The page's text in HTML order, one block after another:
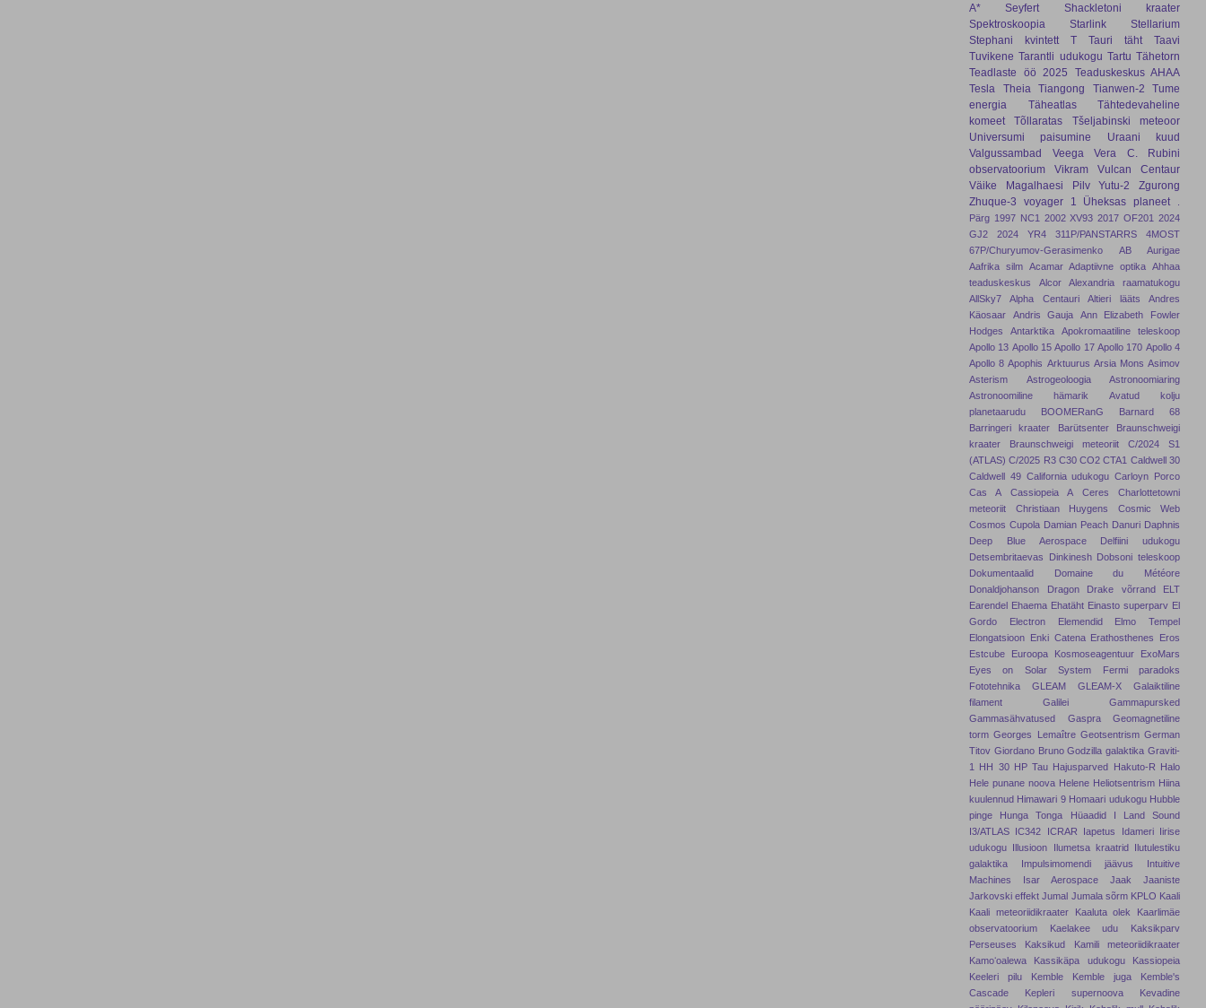
A*
Seyfert
Shackletoni kraater
Spektroskoopia
Starlink
Stellarium
Stephani kvintett
T Tauri täht
Taavi
Tuvikene Tarantli udukogu Tartu Tähetorn
Teadlaste öö 2025
Teaduskeskus AHAA
Tesla
Theia Tiangong Tianwen-2
Tume
energia
Täheatlas
Tähtedevaheline
komeet
Tõllaratas
Tšeljabinski meteoor
Universumi paisumine
Uraani kuud
Valgussambad
Veega
Vera C. Rubini
observatoorium
Vikram
Vulcan Centaur
Väike Magalhaesi Pilv
Yutu-2
Zgurong
Zhuque-3
voyager 1 Üheksas planeet
Pärg 1997 NC1 2002 XV93 2017 OF201 2024
GJ2
2024 YR4 311P/PANSTARRS
4MOST
67P/Churyumov-Gerasimenko
AB Aurigae
Aafrika silm Acamar Adaptiivne optika Ahhaa
teaduskeskus
Alcor
Alexandria raamatukogu
AllSky7
Alpha Centauri Altieri lääts
Andres
Käosaar
Andris Gauja
Ann Elizabeth Fowler
Hodges
Antarktika
Apokromaatiline teleskoop
Apollo 13 Apollo 15 Apollo 17 Apollo 170 Apollo 4
Apollo 8 Apophis Arktuurus Arsia Mons Asimov
Asterism
Astrogeoloogia
Astronoomiaring
Astronoomiline hämarik
Avatud kolju
planetaarudu
BOOMERanG
Barnard 68
Barringeri kraater
Barütsenter
Braunschweigi
kraater
Braunschweigi meteoriit
C/2024 S1
(ATLAS) C/2025 R3 C30 CO2 CTA1 Caldwell 30
Caldwell 49 California udukogu Carloyn Porco
Cas A
Cassiopeia A Ceres
Charlottetowni
meteoriit
Christiaan Huygens
Cosmic Web
Cosmos Cupola Damian Peach Danuri Daphnis
Deep Blue Aerospace
Delfiini udukogu
Detsembritaevas
Dinkinesh Dobsoni teleskoop
Dokumentaalid
Domaine du Météore
Donaldjohanson
Dragon Drake võrrand
ELT
Earendel Ehaema Ehatäht Einasto superparv El
Gordo
Electron Elemendid
Elmo Tempel
Elongatsioon Enki Catena Erathosthenes
Eros
Estcube
Euroopa Kosmoseagentuur
ExoMars
Eyes on Solar System
Fermi paradoks
Fototehnika
GLEAM GLEAM-X
Galaiktiline
filament
Galilei
Gammapursked
Gammasähvatused
Gaspra
Geomagnetiline
torm Georges Lemaître Geotsentrism German
Titov Giordano Bruno Godzilla galaktika Graviti-
1
HH 30 HP Tau Hajusparved Hakuto-R Halo
Hele punane noova Helene Heliotsentrism Hiina
kuulennud Himawari 9 Homaari udukogu Hubble
pinge
Hunga Tonga Hüaadid
I Land Sound
I3/ATLAS IC342 ICRAR Iapetus Idameri
Iirise
udukogu Illusioon Ilumetsa kraatrid
Ilutulestiku
galaktika
Impulsimomendi jäävus
Intuitive
Machines
Isar Aerospace
Jaak Jaaniste
Jarkovski effekt Jumal Jumala sõrm KPLO Kaali
Kaali meteoriidikraater
Kaaluta olek
Kaarlimäe
observatoorium
Kaelakee udu
Kaksikparv
Perseuses
Kaksikud
Kamili meteoriidikraater
Kamoʻoalewa
Kassikäpa udukogu
Kassiopeia
Keeleri pilu
Kemble Kemble juga
Kemble's
Cascade
Kepleri supernoova
Kevadine